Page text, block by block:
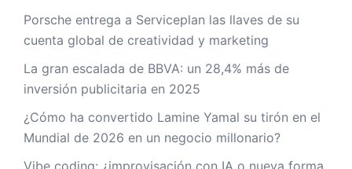
Porsche entrega a Serviceplan las llaves de su
cuenta global de creatividad y marketing
La gran escalada de BBVA: un 28,4% más de
inversión publicitaria en 2025
¿Cómo ha convertido Lamine Yamal su tirón en el
Mundial de 2026 en un negocio millonario?
Vibe coding: ¿improvisación con IA o nueva forma